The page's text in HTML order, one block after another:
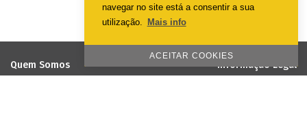
navegar no site está a consentir a sua
utilização.
Mais info
ACEITAR COOKIES
Quem Somos Informação Legal